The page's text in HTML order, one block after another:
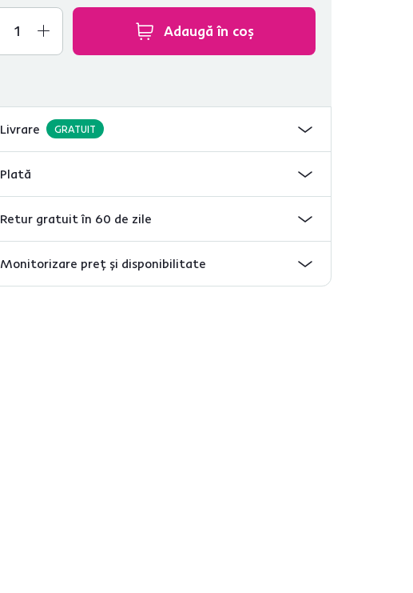
Adaugă în coș
Livrare GRATUIT
Plată
Retur gratuit în 60 de zile
Monitorizare preț și disponibilitate